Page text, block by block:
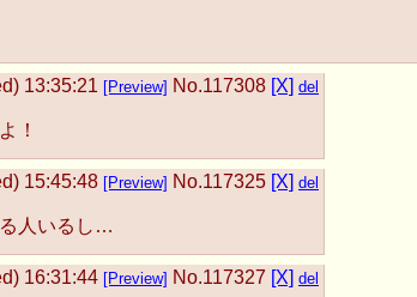
13:35:21 [Preview] No.117308 [X] del
！
15:45:48 [Preview] No.117325 [X] del
人いるし…
16:31:44 [Preview] No.117327 [X] del